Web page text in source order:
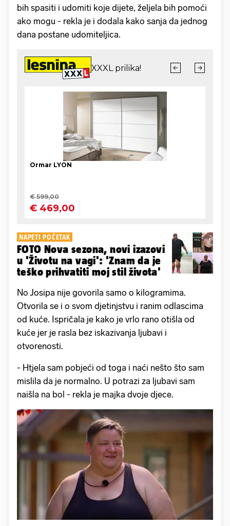
bih spasiti i udomiti koje dijete, željela bih pomoći
ako mogu - rekla je i dodala kako sanja da jednog
dana postane udomiteljica.
NAPETI POČETAK
FOTO Nova sezona, novi izazovi
u 'Životu na vagi': 'Znam da je
teško prihvatiti moj stil života'
No Josipa nije govorila samo o kilogramima.
Otvorila se i o svom djetinjstvu i ranim odlascima
od kuće. Ispričala je kako je vrlo rano otišla od
kuće jer je rasla bez iskazivanja ljubavi i
otvorenosti.
- Htjela sam pobjeći od toga i naći nešto što sam
mislila da je normalno. U potrazi za ljubavi sam
naišla na bol - rekla je majka dvoje djece.